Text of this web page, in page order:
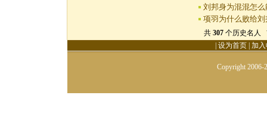
刘邦身为混混怎
项羽为什么败给
共 307个历史名人
设为首页 加
Copyright